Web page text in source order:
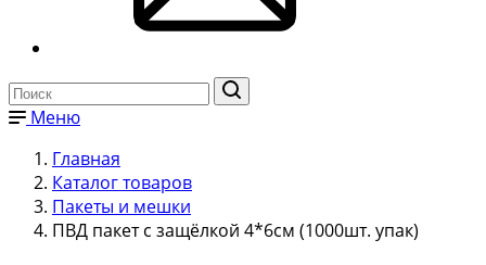
Меню
Главная
Каталог товаров
Пакеты и мешки
ПВД пакет с защёлкой 4*6см (1000шт. упак)